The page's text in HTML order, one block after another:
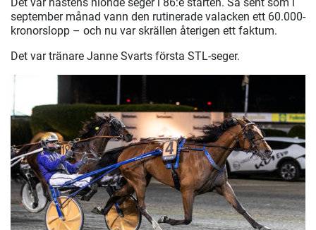
september månad vann den rutinerade valacken ett 60.000-
kronorslopp – och nu var skrällen återigen ett faktum.
Det var tränare Janne Svarts första STL-seger.